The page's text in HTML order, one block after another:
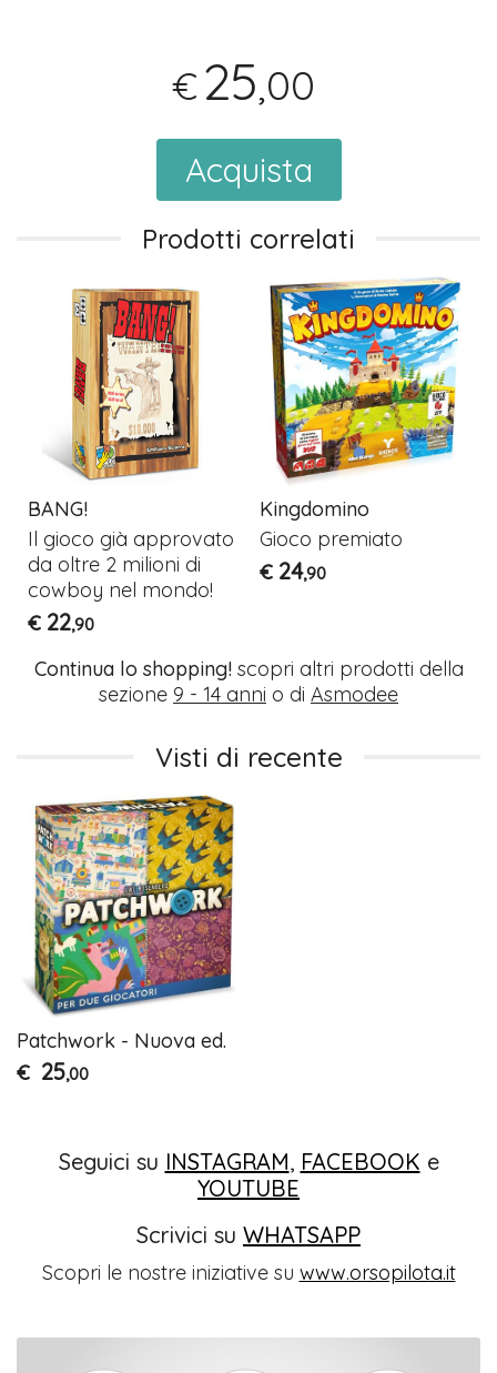
€25,00
Acquista
Prodotti correlati
BANG!
Il gioco già approvato
da oltre 2 milioni di
cowboy nel mondo!
€ 22,90
Kingdomino
Gioco premiato
€ 24,90
Continua lo shopping!scopri altri prodotti della
sezione 9 - 14 anni o di Asmodee
Visti di recente
Patchwork - Nuova ed.
€ 25,00
Seguici su INSTAGRAM, FACEBOOK e
YOUTUBE
Scrivici su WHATSAPP
Scopri le nostre iniziative su www.orsopilota.it